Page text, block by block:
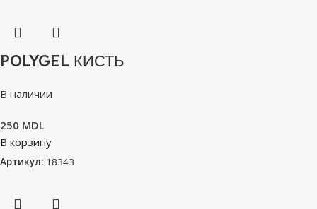
POLYGEL КИСТЬ
В наличии
250 MDL
В корзину
Артикул: 18343